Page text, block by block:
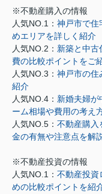
※不動産購入の情報
人気NO.1： 神戸市で住
めエリアを詳しく紹介
人気NO.2： 新築と中古
費の比較ポイントをご
人気NO.3： 神戸市の住
紹介
人気NO.4： 新婚夫婦が
ーム相場や費用の考え
人気NO.5： 不動産購入
金の有無や注意点を解
※不動産投資の情報
人気NO.1： 不動産投資
めの比較ポイントを紹